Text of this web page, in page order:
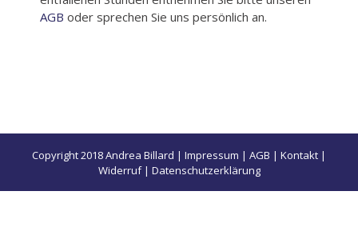
AGB oder sprechen Sie uns persönlich an.
Copyright 2018 Andrea Billard | Impressum | AGB | Kontakt |
Widerruf| Datenschutzerklärung